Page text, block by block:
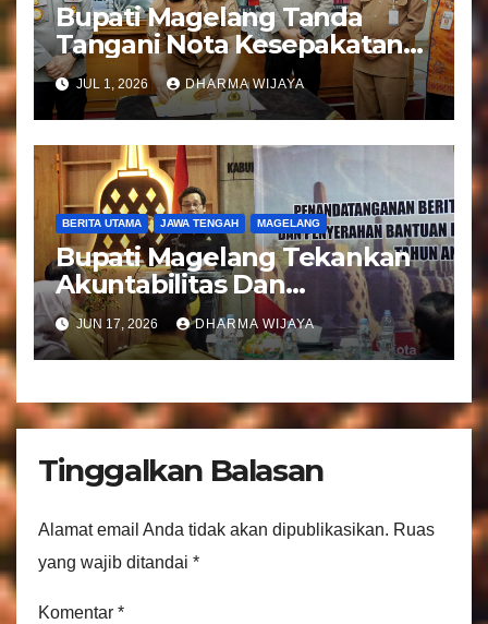
Bupati Magelang Tanda
Tangani Nota Kesepakatan
Pengalihan Pelayanan
Regident Di Kecamatan
Bandongan
JUL 1, 2026 DHARMA WIJAYA
BERITA UTAMA JAWA TENGAH MAGELANG
Bupati Magelang Tekankan
Akuntabilitas Dan
Tranparansi Pengelolaan
Bantuan Keuangan Parpol
JUN 17, 2026 DHARMA WIJAYA
Tinggalkan Balasan
Alamat email Anda tidak akan dipublikasikan. Ruas
yang wajib ditandai *
Komentar *